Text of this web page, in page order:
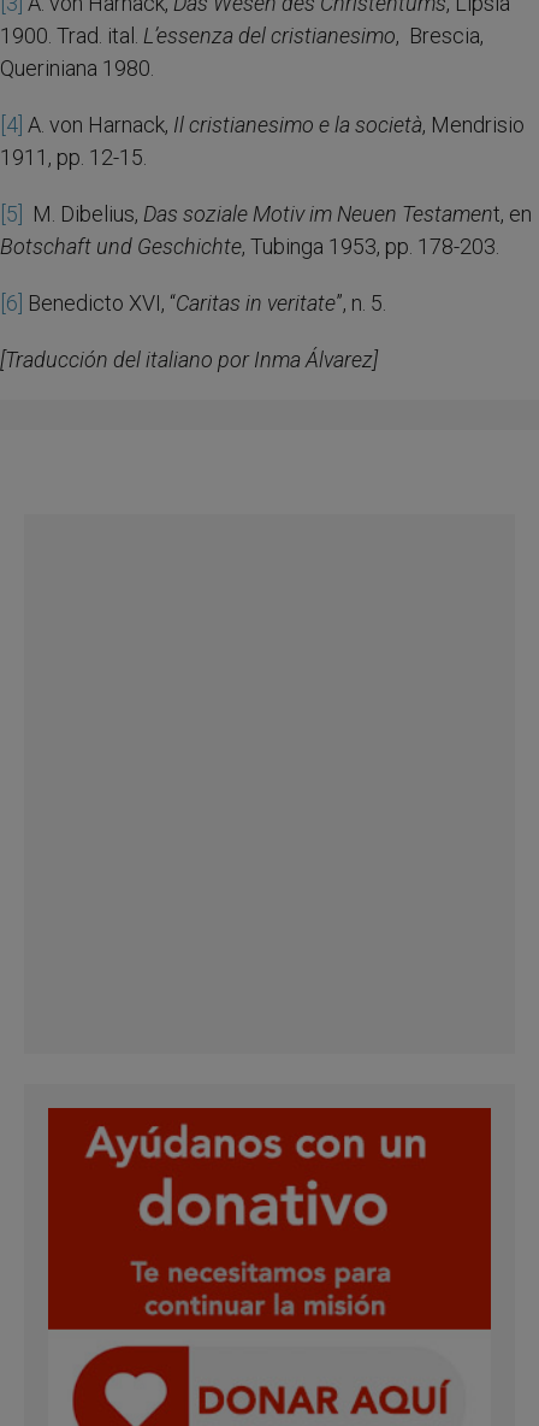
1900. Trad. ital. L’essenza del cristianesimo, Brescia,
Queriniana 1980.
[4] A. von Harnack, Il cristianesimo e la società, Mendrisio
1911, pp. 12-15.
[5] M. Dibelius, Das soziale Motiv im Neuen Testament, en
Botschaft und Geschichte, Tubinga 1953, pp. 178-203.
[6] Benedicto XVI, “Caritas in veritate”, n. 5.
[Traducción del italiano por Inma Álvarez]